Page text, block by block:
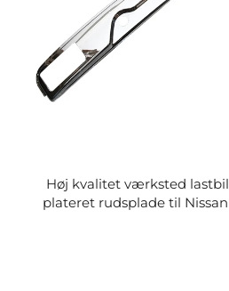
Høj kvalitet værksted
plateret rudsplade til